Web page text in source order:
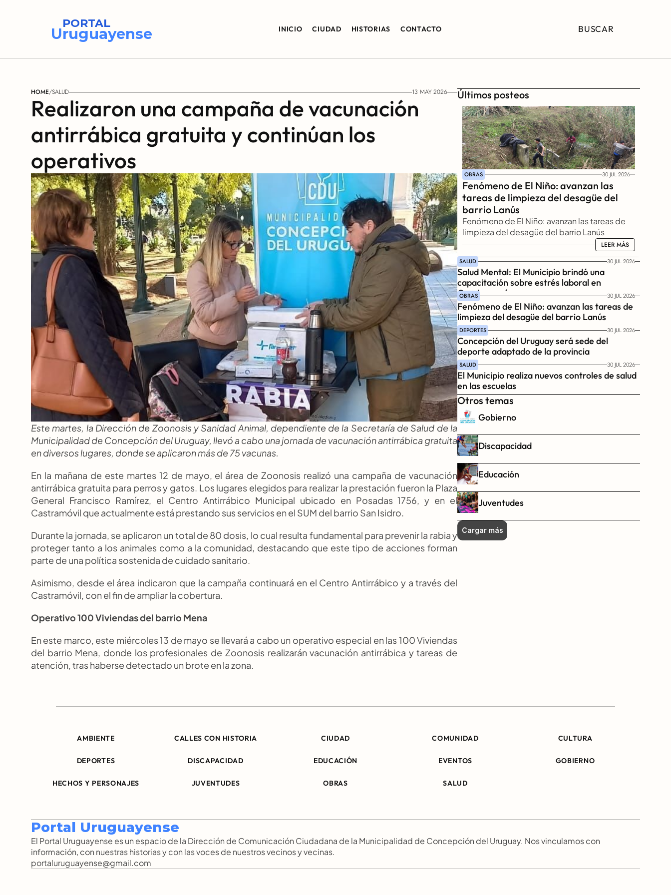
PORTAL
Uruguayense INICIO CIUDAD HISTORIAS CONTACTO BUSCAR
HOME/SALUD 13 MAY 2026
Realizaron una campaña de vacunación
antirrábica gratuita y continúan los
operativos
Este martes, la Dirección de Zoonosis y Sanidad Animal, dependiente de la Secretaría de Salud de la
Municipalidad de Concepción del Uruguay, llevó a cabo una jornada de vacunación antirrábica gratuita
en diversos lugares, donde se aplicaron más de 75 vacunas.
En la mañana de este martes 12 de mayo, el área de Zoonosis realizó una campaña de vacunación
antirrábica gratuita para perros y gatos. Los lugares elegidos para realizar la prestación fueron la Plaza
General Francisco Ramírez, el Centro Antirrábico Municipal ubicado en Posadas 1756, y en el
Castramóvil que actualmente está prestando sus servicios en el SUM del barrio San Isidro.
Durante la jornada, se aplicaron un total de 80 dosis, lo cual resulta fundamental para prevenir la rabia y
proteger tanto a los animales como a la comunidad, destacando que este tipo de acciones forman
parte de una política sostenida de cuidado sanitario.
Asimismo, desde el área indicaron que la campaña continuará en el Centro Antirrábico y a través del
Castramóvil, con el fin de ampliar la cobertura.
Operativo 100 Viviendas del barrio Mena
En este marco, este miércoles 13 de mayo se llevará a cabo un operativo especial en las 100 Viviendas
del barrio Mena, donde los profesionales de Zoonosis realizarán vacunación antirrábica y tareas de
atención, tras haberse detectado un brote en la zona.
Últimos posteos
OBRAS 30 JUL 2026
Fenómeno de El Niño: avanzan las
tareas de limpieza del desagüe del
barrio Lanús
Fenómeno de El Niño: avanzan las tareas de
limpieza del desagüe del barrio Lanús
LEER MÁS
LEER MÁS
SALUD 30 JUL 2026
Salud Mental: El Municipio brindó una
capacitación sobre estrés laboral en
Gendarmería
OBRAS 30 JUL 2026
Fenómeno de El Niño: avanzan las tareas de
limpieza del desagüe del barrio Lanús
DEPORTES 30 JUL 2026
Concepción del Uruguay será sede del
deporte adaptado de la provincia
SALUD 30 JUL 2026
El Municipio realiza nuevos controles de salud
en las escuelas
Otros temas
Gobierno
Discapacidad
Educación
Juventudes
Cargar más
AMBIENTE CALLES CON HISTORIA CIUDAD COMUNIDAD CULTURA
DEPORTES DISCAPACIDAD EDUCACIÓN EVENTOS GOBIERNO
HECHOS Y PERSONAJES JUVENTUDES OBRAS SALUD
Portal Uruguayense
El Portal Uruguayense es un espacio de la Dirección de Comunicación Ciudadana de la Municipalidad de Concepción del Uruguay. Nos vinculamos con
información, con nuestras historias y con las voces de nuestros vecinos y vecinas.
portaluruguayense@gmail.com